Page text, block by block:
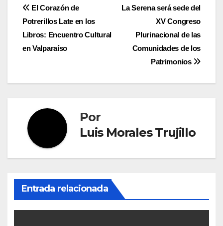
Navegación
de
entradas
La Serena será sede del
XV Congreso
Plurinacional de las
Comunidades de los
Patrimonios
El Corazón de
Potrerillos Late en los
Libros: Encuentro Cultural
en Valparaíso
Por
Luis Morales Trujillo
Entrada relacionada